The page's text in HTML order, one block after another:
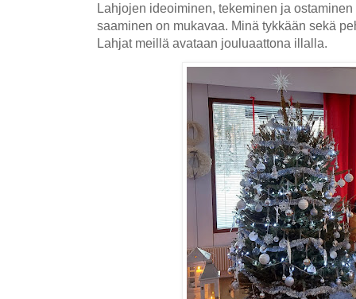
Lahjojen ideoiminen, tekeminen ja
saaminen on mukavaa. Minä tykkään sekä
Lahjat meillä avataan jouluaattona illalla.